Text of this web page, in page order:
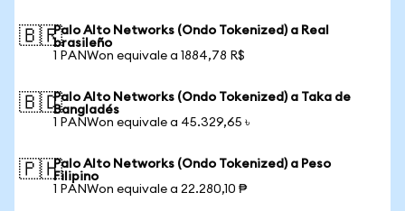
🇧🇷Palo Alto Networks (Ondo Tokenized) a Real
brasileño
1 PANWon equivale a 1884,78 R$
🇧🇩Palo Alto Networks (Ondo Tokenized) a Taka de
Bangladés
1 PANWon equivale a 45.329,65 ৳
🇵🇭Palo Alto Networks (Ondo Tokenized) a Peso
Filipino
1 PANWon equivale a 22.280,10 ₱